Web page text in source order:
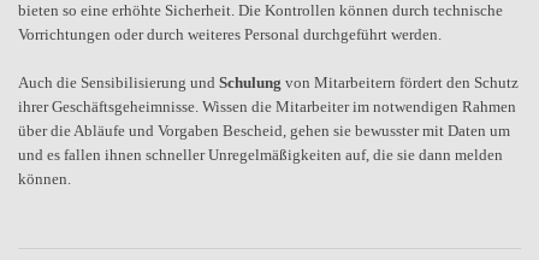
bieten so eine erhöhte Sicherheit. Die Kontrollen können durch technische
Vorrichtungen oder durch weiteres Personal durchgeführt werden.
Auch die Sensibilisierung und Schulung von Mitarbeitern fördert den Schutz
ihrer Geschäftsgeheimnisse. Wissen die Mitarbeiter im notwendigen Rahmen
über die Abläufe und Vorgaben Bescheid, gehen sie bewusster mit Daten um
und es fallen ihnen schneller Unregelmäßigkeiten auf, die sie dann melden
können.